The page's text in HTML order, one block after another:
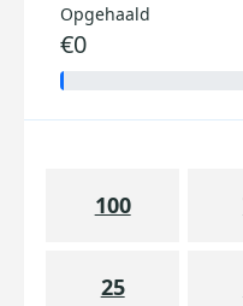
Opgehaald
€0
100
25